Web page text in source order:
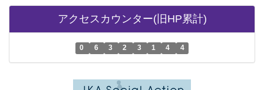
アクセスカウンター(旧HP累計)
0 6 3 2 3 1 4 4